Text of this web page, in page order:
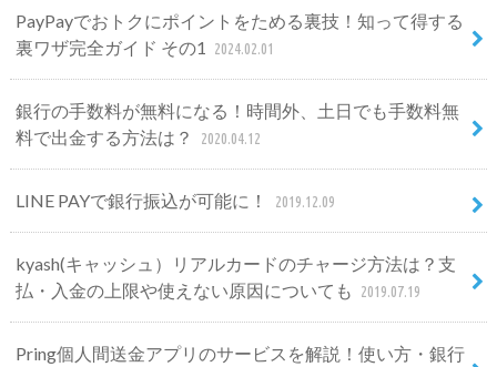
PayPayでおトクにポイントをためる裏技！知って得する
裏ワザ完全ガイド その1
2024.02.01
銀行の手数料が無料になる！時間外、土日でも手数料無
料で出金する方法は？
2020.04.12
LINE PAYで銀行振込が可能に！ 2019.12.09
kyash(キャッシュ）リアルカードのチャージ方法は？支
払・入金の上限や使えない原因についても
2019.07.19
Pring個人間送金アプリのサービスを解説！使い方・銀行